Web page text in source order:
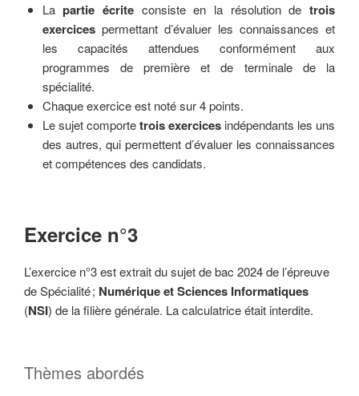
Lapartie écriteconsiste en la résolution de trois
exercicespermettant d’évaluer les connaissances et
les capacités attendues conformément aux
programmes de première et de terminale de la
spécialité.
Chaque exercice est noté sur 4 points.
Le sujet comportetrois exercicesindépendants les uns
des autres, qui permettent d’évaluer les connaissances
et compétences des candidats.
Exercice n°3
L’exercice n°3 est extrait du sujet de bac 2024 de l’épreuve
de Spécialité ; Numérique etSciences Informatiques
(NSI) de la filière générale. La calculatrice était interdite.
Thèmes abordés